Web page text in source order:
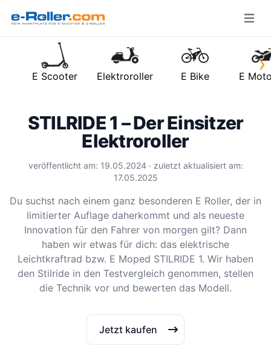
Open
›
E Scooter Elektroroller E Bike E
STILRIDE 1 – Der Einsitzer
Elektroroller
veröffentlicht am: 19.05.2024 · zuletzt aktualisiert am:
17.05.2025
Du suchst nach einem ganz besonderen E Roller, der in
limitierter Auflage daherkommt und als neueste
Innovation für den Fahrer von morgen gilt? Dann
haben wir etwas für dich: das elektrische
Leichtkraftrad bzw. E Moped STILRIDE 1. Wir haben
den Stilride in den Testvergleich genommen, stellen
die Technik vor und bewerten das Modell.
Jetzt kaufen